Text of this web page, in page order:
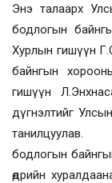
Энэ талаарх
бодлогын
Хурлын гишүүн
байнгын
гишүүн
дүгнэлтийг
танилцуулав.
бодлогын
өдрийн